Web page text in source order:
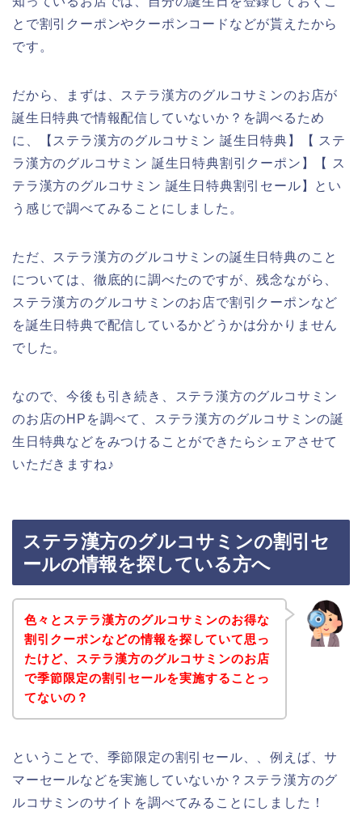
とで割引クーポンやクーポンコードなどが貰えたから
です。
だから、まずは、ステラ漢方のグルコサミンのお店が
誕生日特典で情報配信していないか？を調べるため
に、【ステラ漢方のグルコサミン 誕生日特典】【 ステ
ラ漢方のグルコサミン 誕生日特典割引クーポン】【 ス
テラ漢方のグルコサミン 誕生日特典割引セール】とい
う感じで調べてみることにしました。
ただ、ステラ漢方のグルコサミンの誕生日特典のこと
については、徹底的に調べたのですが、残念ながら、
ステラ漢方のグルコサミンのお店で割引クーポンなど
を誕生日特典で配信しているかどうかは分かりません
でした。
なので、今後も引き続き、ステラ漢方のグルコサミン
のお店のHPを調べて、ステラ漢方のグルコサミンの誕
生日特典などをみつけることができたらシェアさせて
いただきますね♪
ステラ漢方のグルコサミンの割引セ
ールの情報を探している方へ
色々とステラ漢方のグルコサミンのお得な
割引クーポンなどの情報を探していて思っ
たけど、ステラ漢方のグルコサミンのお店
で季節限定の割引セールを実施することっ
てないの？
ということで、季節限定の割引セール、、例えば、サ
マーセールなどを実施していないか？ステラ漢方のグ
ルコサミンのサイトを調べてみることにしました！